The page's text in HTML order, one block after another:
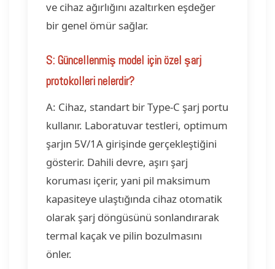
ve cihaz ağırlığını azaltırken eşdeğer
bir genel ömür sağlar.
S: Güncellenmiş model için özel şarj
protokolleri nelerdir?
A: Cihaz, standart bir Type-C şarj portu
kullanır. Laboratuvar testleri, optimum
şarjın 5V/1A girişinde gerçekleştiğini
gösterir. Dahili devre, aşırı şarj
koruması içerir, yani pil maksimum
kapasiteye ulaştığında cihaz otomatik
olarak şarj döngüsünü sonlandırarak
termal kaçak ve pilin bozulmasını
önler.